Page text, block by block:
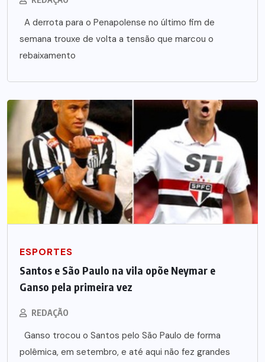
A derrota para o Penapolense no último fim de
semana trouxe de volta a tensão que marcou o
rebaixamento
ESPORTES
Santos e São Paulo na vila opõe Neymar e
Ganso pela primeira vez
REDAÇÃO
Ganso trocou o Santos pelo São Paulo de forma
polêmica, em setembro, e até aqui não fez grandes